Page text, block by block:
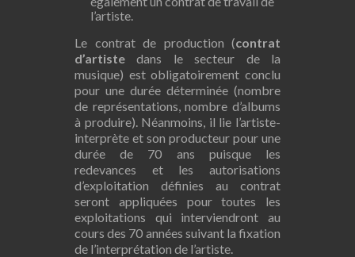
l’artiste.
Le contrat de production (contrat
d’artiste dans le secteur de la
musique) est obligatoirement conclu
pour une durée déterminée (nombre
de représentations, nombre d’albums
à produire). Néanmoins, il lie l’artiste-
interprète et son producteur pour une
durée de 70 ans puisque les
redevances et les autorisations
d’exploitation définies au contrat
seront appliquées pour toutes les
exploitations qui interviendront au
cours des 70 années suivant la fixation
de l’interprétation de l’artiste.